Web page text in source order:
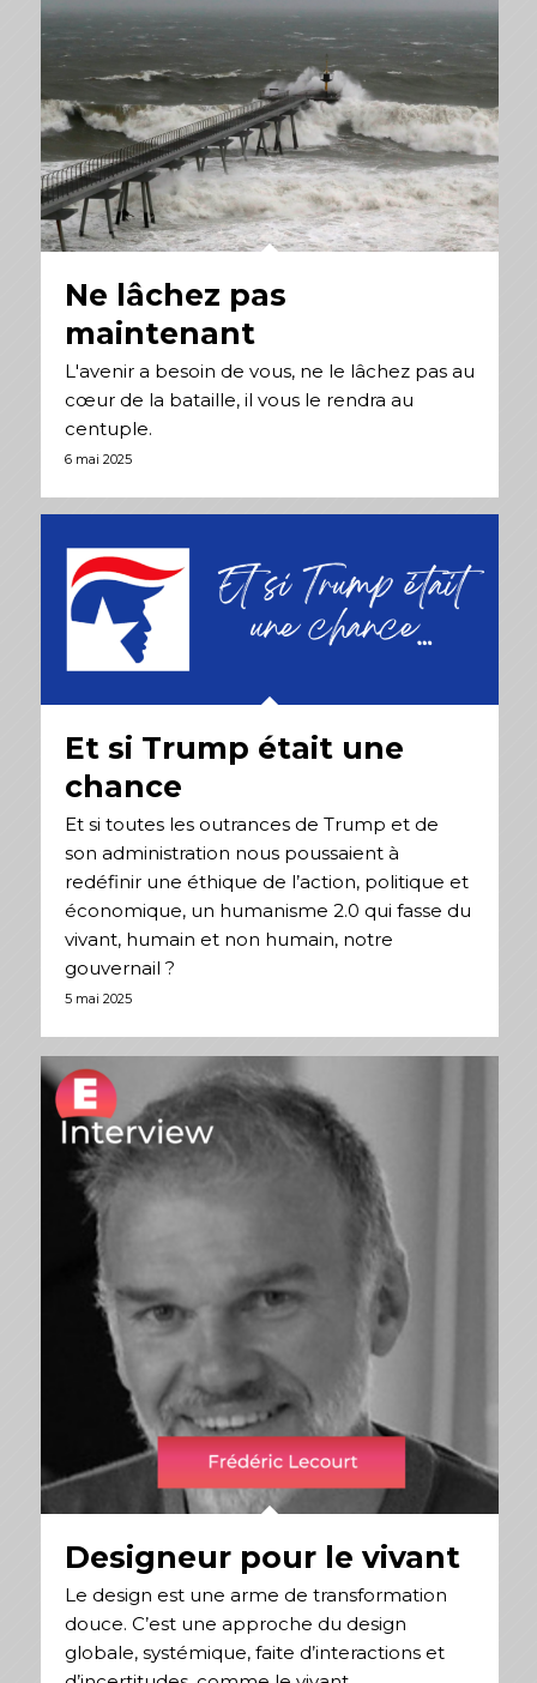
Ne lâchez pas
maintenant
L'avenir a besoin de vous, ne le lâchez pas au
cœur de la bataille, il vous le rendra au
centuple.
6 mai 2025
Et si Trump était une
chance
Et si toutes les outrances de Trump et de
son administration nous poussaient à
redéfinir une éthique de l’action, politique et
économique, un humanisme 2.0 qui fasse du
vivant, humain et non humain, notre
gouvernail ?
5 mai 2025
Designeur pour le vivant
Le design est une arme de transformation
douce. C’est une approche du design
globale, systémique, faite d’interactions et